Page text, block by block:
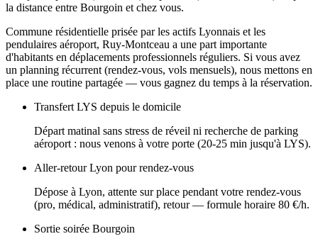
la distance entre Bourgoin et chez vous.
Commune résidentielle prisée par les actifs Lyonnais et les
pendulaires aéroport, Ruy-Montceau a une part importante
d'habitants en déplacements professionnels réguliers. Si vous avez
un planning récurrent (rendez-vous, vols mensuels), nous mettons en
place une routine partagée — vous gagnez du temps à la réservation.
Transfert LYS depuis le domicile
Départ matinal sans stress de réveil ni recherche de parking
aéroport : nous venons à votre porte (20-25 min jusqu'à LYS).
Aller-retour Lyon pour rendez-vous
Dépose à Lyon, attente sur place pendant votre rendez-vous
(pro, médical, administratif), retour — formule horaire 80 €/h.
Sortie soirée Bourgoin